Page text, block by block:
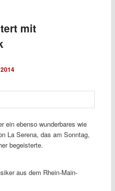
mit
ein ebenso wunderbares wie
La Serena, das am Sonntag,
begeisterte.
aus dem Rhein-Main-